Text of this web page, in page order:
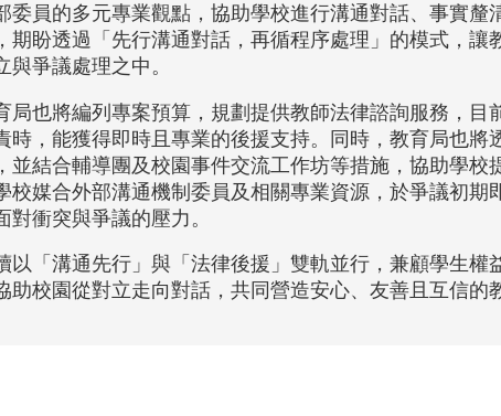
委員的多元專業觀點，協助學校進行溝通對話、事實釐
期盼透過「先行溝通對話，再循程序處理」的模式，讓
與爭議處理之中。
局也將編列專案預算，規劃提供教師法律諮詢服務，目
時，能獲得即時且專業的後援支持。同時，教育局也將
並結合輔導團及校園事件交流工作坊等措施，協助學校
校媒合外部溝通機制委員及相關專業資源，於爭議初期
衝突與爭議的壓力。
以「溝通先行」與「法律後援」雙軌並行，兼顧學生權
助校園從對立走向對話，共同營造安心、友善且互信的